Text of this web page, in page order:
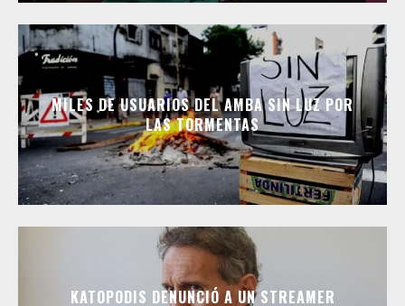
MILES DE USUARIOS DEL AMBA SIN LUZ POR
LAS TORMENTAS
KATOPODIS DENUNCIÓ A UN STREAMER